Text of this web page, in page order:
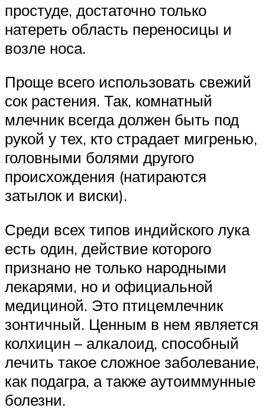
простуде, достаточно только
натереть область переносицы и
возле носа.
Проще всего использовать свежий
сок растения. Так, комнатный
млечник всегда должен быть под
рукой у тех, кто страдает мигренью,
головными болями другого
происхождения (натираются
затылок и виски).
Среди всех типов индийского лука
есть один, действие которого
признано не только народными
лекарями, но и официальной
медициной. Это птицемлечник
зонтичный. Ценным в нем является
колхицин – алкалоид, способный
лечить такое сложное заболевание,
как подагра, а также аутоиммунные
болезни.